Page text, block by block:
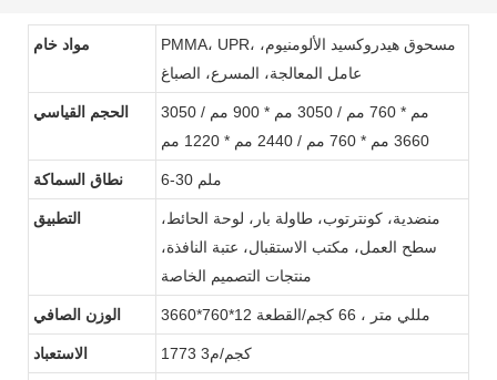
مواد خام
PMMA، UPR، مسحوق هيدروكسيد الألومنيوم،
عامل المعالجة، المسرع، الصباغ
الحجم القياسي
3050 مم * 760 مم / 3050 مم * 900 مم /
3660 مم * 760 مم / 2440 مم * 1220 مم
نطاق السماكة 6-30 ملم
التطبيق
منضدية، كونترتوب، طاولة بار، لوحة الحائط،
سطح العمل، مكتب الاستقبال، عتبة النافذة،
منتجات التصميم الخاصة
الوزن الصافي 3660*760*12 مللي متر ، 66 كجم/القطعة
الاستعباد 1773 كجم/م3